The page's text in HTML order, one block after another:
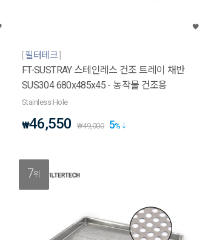
필터테크
FT-SUSTRAY 스테인레스 건조 트레이 채반
SUS304 680x485x45 - 농작물 건조용
Stainless Hole
₩46,550 ₩49,000 5%
7위